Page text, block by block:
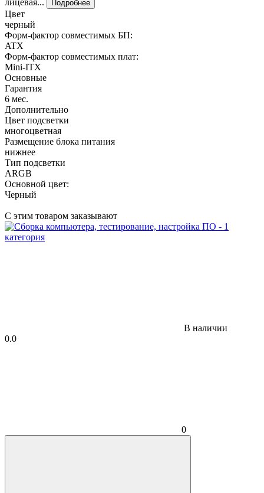
лицевая... Подробнее
Цвет
черный
Форм-фактор совместимых БП:
ATX
Форм-фактор совместимых плат:
Mini-ITX
Основные
Гарантия
6 мес.
Дополнительно
Цвет подсветки
многоцветная
Размещение блока питания
нижнее
Тип подсветки
ARGB
Основной цвет:
Черный
С этим товаром заказывают
В наличии
0.0
0